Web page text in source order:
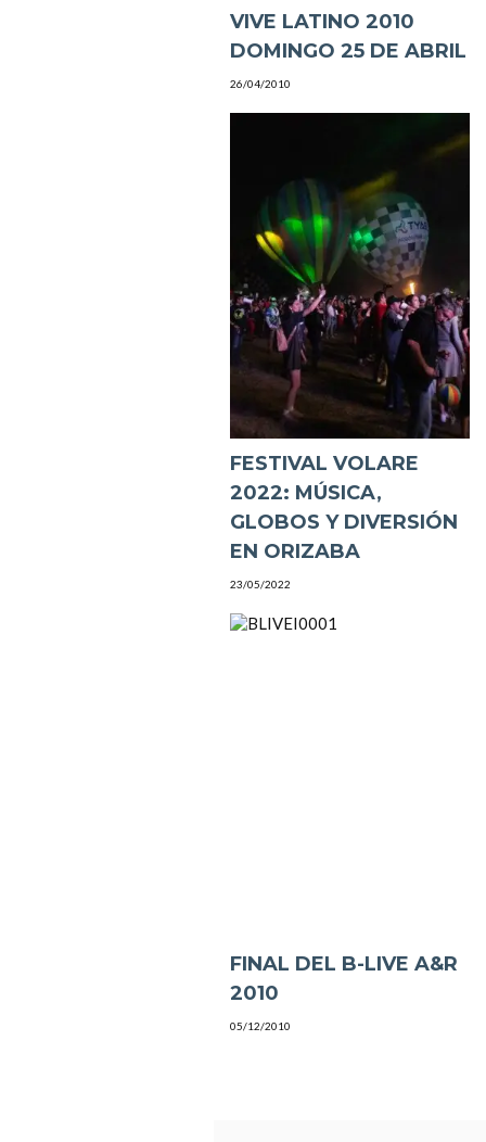
VIVE LATINO 2010
DOMINGO 25 DE ABRIL
26/04/2010
FESTIVAL VOLARE
2022: MÚSICA,
GLOBOS Y DIVERSIÓN
EN ORIZABA
23/05/2022
FINAL DEL B-LIVE A&R
2010
05/12/2010